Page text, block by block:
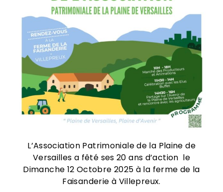
L’Association Patrimoniale de la Plaine de
Versailles a fêté ses 20 ans d’action le
Dimanche 12 Octobre 2025 à la ferme de la
Faisanderie à Villepreux.